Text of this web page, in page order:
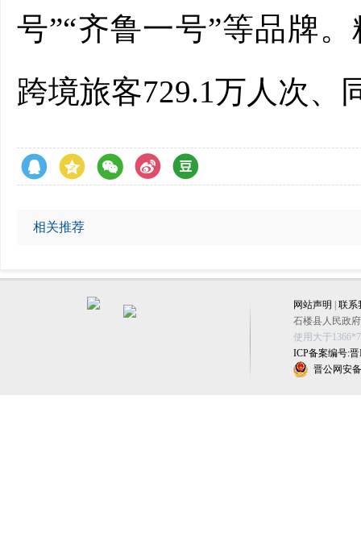
号”“齐鲁一号”等品牌
跨境旅客729.1万人次
相关推荐
网站声明
联系
石楼县人民政
使用大于
ICP备案编号:晋
晋公网安